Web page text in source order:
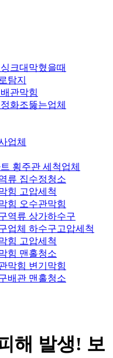
크대막혔을때
탐지
관막힘
화조뚫는업체
업체
횡주관 세척업체
류 집수정청소
힘 고압세척
힘 오수관막힘
역류 상가하수구
업체 하수구고압세척
힘 고압세척
힘 맨홀청소
막힘 변기막힘
배관 맨홀청소
해 발생! 보